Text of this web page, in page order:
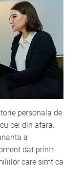
personala de
cei din afara.
a
dat printr-
care simt ca